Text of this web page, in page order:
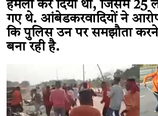
हमला कर दिया था, जिसमें 25
गए थे. आंबेडकरवादियों ने
कि पुलिस उन पर समझौता
बना रही है.